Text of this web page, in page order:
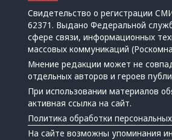
Свидетельство о регистрации
62371. Выдано Федеральной
сфере связи, информационных
массовых коммуникаций
Мнение редакции может не
отдельных авторов и героев
При использовании материалов
активная ссылка на сайт.
Политика обработки
На сайте возможны упоминания